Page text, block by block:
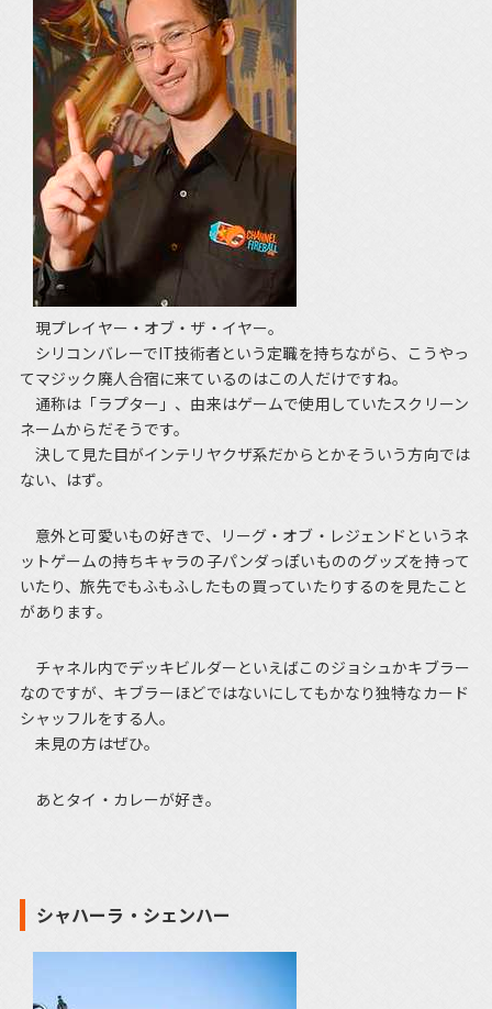
現プレイヤー・オブ・ザ・イヤー。
シリコンバレーでIT技術者という定職を持ちながら、こうやっ
てマジック廃人合宿に来ているのはこの人だけですね。
通称は「ラプター」、由来はゲームで使用していたスクリーン
ネームからだそうです。
決して見た目がインテリヤクザ系だからとかそういう方向では
ない、はず。
意外と可愛いもの好きで、リーグ・オブ・レジェンドというネ
ットゲームの持ちキャラの子パンダっぽいもののグッズを持って
いたり、旅先でもふもふしたもの買っていたりするのを見たこと
があります。
チャネル内でデッキビルダーといえばこのジョシュかキブラー
なのですが、キブラーほどではないにしてもかなり独特なカード
シャッフルをする人。
未見の方はぜひ。
あとタイ・カレーが好き。
シャハーラ・シェンハー